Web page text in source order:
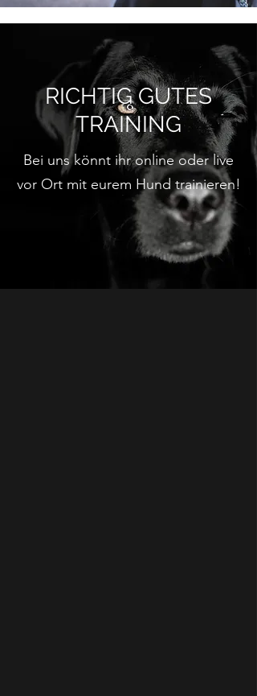
RICHTIG GUTES
TRAINING
Bei uns könnt ihr online oder live
vor Ort mit eurem Hund trainieren!